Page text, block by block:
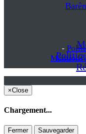
-
Mentions
×Close
Chargement...
Fermer Sauvegarder